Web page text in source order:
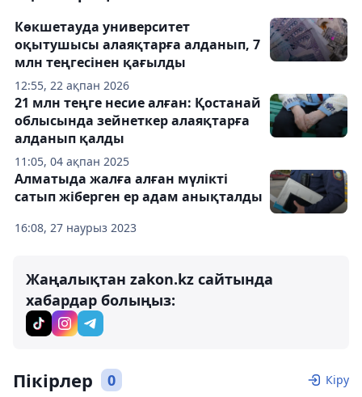
12:55, 22 ақпан 2026
Көкшетауда университет
оқытушысы алаяқтарға алданып, 7
млн теңгесінен қағылды
11:05, 04 ақпан 2025
21 млн теңге несие алған: Қостанай
облысында зейнеткер алаяқтарға
алданып қалды
16:08, 27 наурыз 2023
Алматыда жалға алған мүлікті
сатып жіберген ер адам анықталды
Жаңалықтан zakon.kz сайтында
хабардар болыңыз:
Пікірлер 0 Кіру